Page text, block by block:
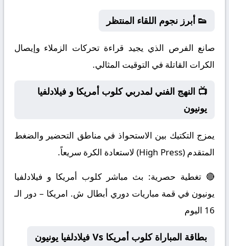
👟 أبرز نجوم اللقاء المنتظر
صانع الفرص الذي يجيد قراءة تحركات الزملاء وإيصال
الكرات القاتلة في التوقيت المثالي.
📺 النهج الفني لمدربي كلوب أمريكا و فيلادلفيا
يونيون
يمزج التكتيك بين الاستحواذ في مناطق التحضير والضغط
المتقدم (High Press) لاستعادة الكرة سريعاً.
🔴 تغطية حصرية: بث مباشر كلوب أمريكا و فيلادلفيا
يونيون في قمة مباريات دوري أبطال ش. امريكا – دور الـ
16 اليوم
بطاقة المباراة كلوب أمريكا Vs فيلادلفيا يونيون